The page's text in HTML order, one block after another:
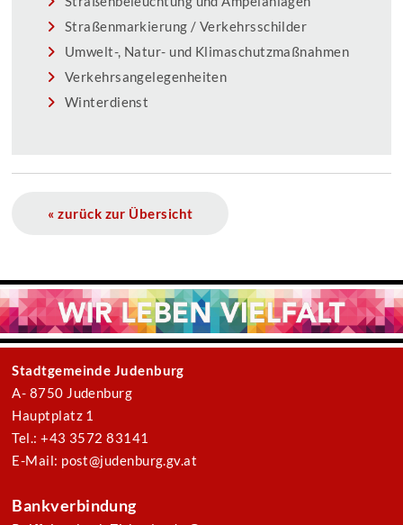
Straßenmarkierung / Verkehrsschilder
Umwelt-, Natur- und Klimaschutzmaßnahmen
Verkehrsangelegenheiten
Winterdienst
« zurück zur Übersicht
Stadtgemeinde Judenburg
A- 8750 Judenburg
Hauptplatz 1
Tel.: +43 3572 83141
E-Mail: post@judenburg.gv.at
Bankverbindung